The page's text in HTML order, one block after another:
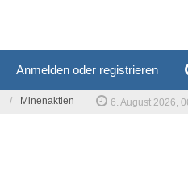
Anmelden oder registrieren
Minenaktien 6. August 2026,